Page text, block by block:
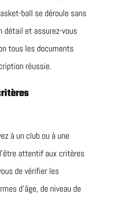
ball se déroule sans
détail et assurez-vous
tous les documents
réussie.
à un club ou à une
attentif aux critères
de vérifier les
d’âge, de niveau de